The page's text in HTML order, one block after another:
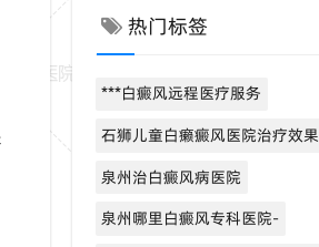
热门标签
***白癜风远程医疗服务
石狮儿童白癞癜风医院治疗效果
泉州治白癜风病医院
泉州哪里白癜风专科医院-